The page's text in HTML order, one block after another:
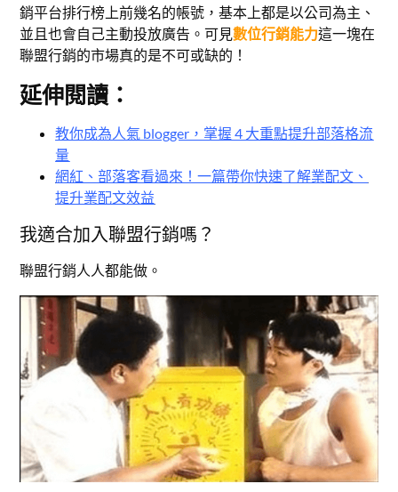
銷平台排行榜上前幾名的帳號，基本上都是以公司為主、
並且也會自己主動投放廣告。可見數位行銷能力這一塊在
聯盟行銷的市場真的是不可或缺的！
延伸閱讀：
教你成為人氣 blogger，掌握 4 大重點提升部落格流
量
網紅、部落客看過來！一篇帶你快速了解業配文、
提升業配文效益
我適合加入聯盟行銷嗎？
聯盟行銷人人都能做。